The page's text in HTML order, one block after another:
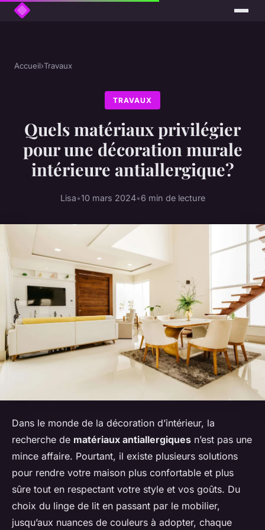
Accueil›Travaux
TRAVAUX
Quels matériaux privilégier
pour une décoration murale
intérieure antiallergique?
Lisa•10 mars 2024•6 min de lecture
Dans le monde de la décoration d’intérieur, la
recherche de matériaux antiallergiques n’est pas une
mince affaire. Pourtant, il existe plusieurs solutions
pour rendre votre maison plus confortable et plus
sûre tout en respectant votre style et vos goûts. Du
choix du linge de lit en passant par le mobilier,
jusqu’aux nuances de couleurs à adopter, chaque